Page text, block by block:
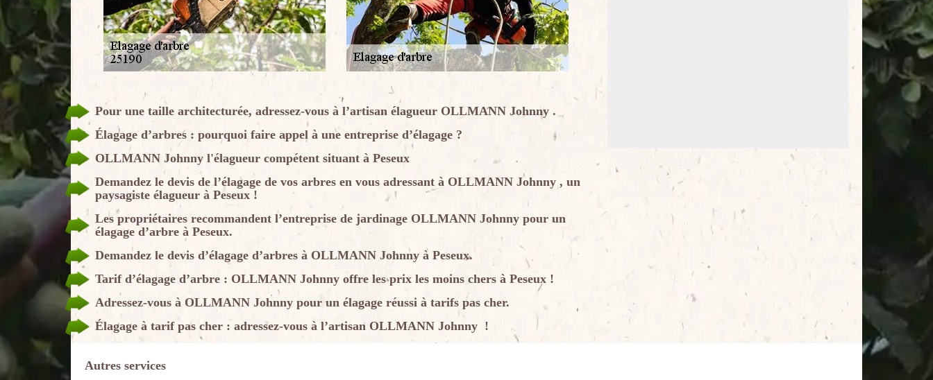
Pour une taille architecturée, adressez-vous à l’artisan élagueur OLLMANN Johnny .
Élagage d’arbres : pourquoi faire appel à une entreprise d’élagage ?
OLLMANN Johnny l'élagueur compétent situant à Peseux
Demandez le devis de l’élagage de vos arbres en vous adressant à OLLMANN Johnny , un
paysagiste élagueur à Peseux !
Les propriétaires recommandent l’entreprise de jardinage OLLMANN Johnny pour un
élagage d’arbre à Peseux.
Demandez le devis d’élagage d’arbres à OLLMANN Johnny à Peseux.
Tarif d’élagage d’arbre : OLLMANN Johnny offre les prix les moins chers à Peseux !
Adressez-vous à OLLMANN Johnny pour un élagage réussi à tarifs pas cher.
Élagage à tarif pas cher : adressez-vous à l’artisan OLLMANN Johnny !
Autres services